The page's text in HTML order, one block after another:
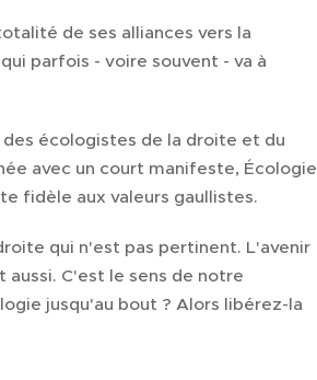
de ses alliances vers la
parfois - voire souvent - va à
écologistes de la droite et du
avec un court manifeste, Écologie
fidèle aux valeurs gaullistes.
qui n'est pas pertinent. L'avenir
C'est le sens de notre
jusqu'au bout ? Alors libérez-la